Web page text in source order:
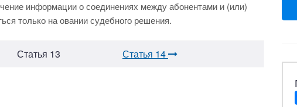
информации о соединениях между абонентами и (или)
только на овании судебного решения.
Статья 13 Статья 14